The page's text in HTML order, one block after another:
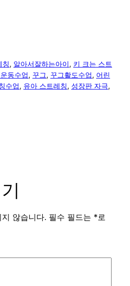
칭, 알아서잘하는아이, 키 크는 스트
동수업, 꾸그, 꾸그활도수업, 어린
수업, 유아 스트레칭, 성장판 자극
않습니다. 필수 필드는 *로